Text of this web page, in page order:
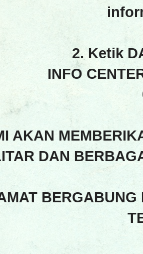
2. Ketik
INFO
AKAN
DAN